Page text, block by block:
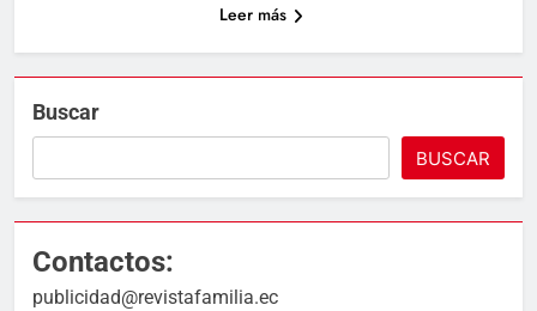
Leer más
Buscar
BUSCAR
Contactos:
publicidad@revistafamilia.ec